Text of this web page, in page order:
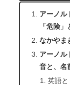
アーノル
「危険
なかやま
アーノル
音と、名
英語と